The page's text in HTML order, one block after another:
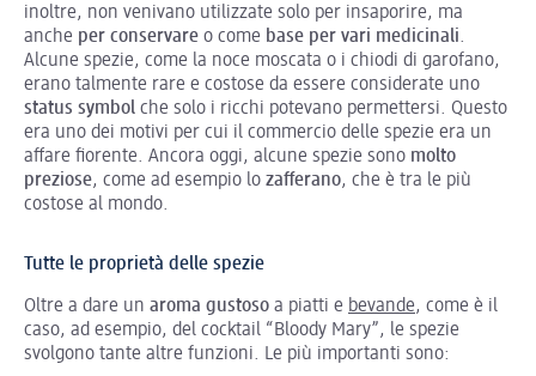
inoltre, non venivano utilizzate solo per insaporire, ma
anche per conservare o come base per vari medicinali.
Alcune spezie, come la noce moscata o i chiodi di garofano,
erano talmente rare e costose da essere considerate uno
status symbol che solo i ricchi potevano permettersi. Questo
era uno dei motivi per cui il commercio delle spezie era un
affare fiorente. Ancora oggi, alcune spezie sono molto
preziose, come ad esempio lo zafferano, che è tra le più
costose al mondo.
Tutte le proprietà delle spezie
Oltre a dare un aroma gustoso a piatti e bevande, come è il
caso, ad esempio, del cocktail “Bloody Mary”, le spezie
svolgono tante altre funzioni. Le più importanti sono: